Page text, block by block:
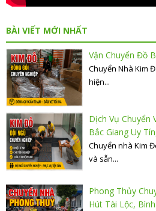
BÀI VIẾT MỚI NHẤT
Vận Chuyển Đồ
Chuyển Nhà Kim
hiện...
Dịch Vụ Chuyển
Bắc Giang Uy
Chuyển nhà Kim
và sẵn...
Phong Thủy
Hút Tài Lộc,